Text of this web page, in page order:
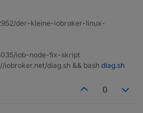
der-kleine-iobroker-linux-
iob-node-fix-skript
iobroker.net/diag.sh && bash diag.sh
0